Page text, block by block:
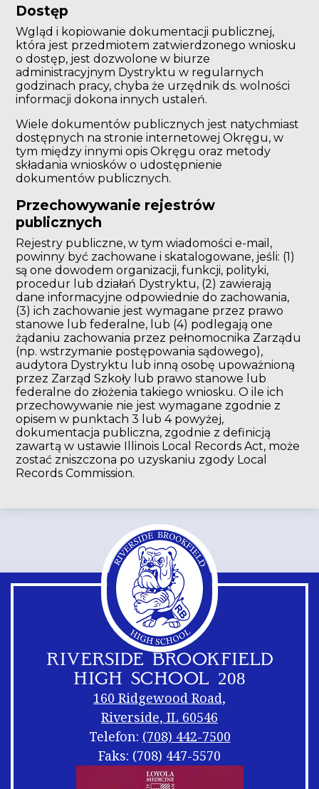
Dostęp
Wgląd i kopiowanie dokumentacji publicznej,
która jest przedmiotem zatwierdzonego wniosku
o dostęp, jest dozwolone w biurze
administracyjnym Dystryktu w regularnych
godzinach pracy, chyba że urzędnik ds. wolności
informacji dokona innych ustaleń.
Wiele dokumentów publicznych jest natychmiast
dostępnych na stronie internetowej Okręgu, w
tym między innymi opis Okręgu oraz metody
składania wniosków o udostępnienie
dokumentów publicznych.
Przechowywanie rejestrów
publicznych
Rejestry publiczne, w tym wiadomości e-mail,
powinny być zachowane i skatalogowane, jeśli: (1)
są one dowodem organizacji, funkcji, polityki,
procedur lub działań Dystryktu, (2) zawierają
dane informacyjne odpowiednie do zachowania,
(3) ich zachowanie jest wymagane przez prawo
stanowe lub federalne, lub (4) podlegają one
żądaniu zachowania przez pełnomocnika Zarządu
(np. wstrzymanie postępowania sądowego),
audytora Dystryktu lub inną osobę upoważnioną
przez Zarząd Szkoły lub prawo stanowe lub
federalne do złożenia takiego wniosku. O ile ich
przechowywanie nie jest wymagane zgodnie z
opisem w punktach 3 lub 4 powyżej,
dokumentacja publiczna, zgodnie z definicją
zawartą w ustawie Illinois Local Records Act, może
zostać zniszczona po uzyskaniu zgody Local
Records Commission.
RIVERSIDE BROOKFIELD
HIGH SCHOOL 208
160 Ridgewood Road,
Riverside, IL 60546
Telefon: (708) 442-7500
Faks: (708) 447-5570
Linki